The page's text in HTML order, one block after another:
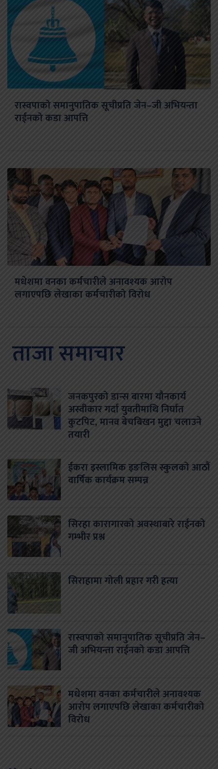
रास्वपाको समानुपातिक सूचीप्रति जेन–जी अभियन्ता
राईनको कडा आपत्ति
मधेशमा वनका कर्मचारीले अनावश्यक आरोप
लगाएपछि लेखाका कर्मचारीको विरोध
ताजा समाचार
जनकपुरको डान्स बारमा यौनकार्य
अस्वीकार गर्दा युवतीमाथि निर्घात
कुटपिट, मानव बेचबिखन मुद्दा चलाउने
तयारी
ईकरा इस्लामिक इङलिस स्कुलको आठौं
वार्षिक कार्यक्रम सम्पन्न
सिरहा कारागारको अवस्थाबारे राईनको
गम्भीर प्रश्न
सिराहामा गोली प्रहार गरी हत्या
रास्वपाको समानुपातिक सूचीप्रति जेन–
जी अभियन्ता राईनको कडा आपत्ति
मधेशमा वनका कर्मचारीले अनावश्यक
आरोप लगाएपछि लेखाका कर्मचारीको
विरोध